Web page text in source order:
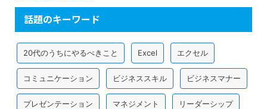
話題のキーワード
20代のうちにやるべきこと Excel エクセル
コミュニケーション ビジネススキル ビジネスマナー
プレゼンテーション マネジメント リーダーシップ